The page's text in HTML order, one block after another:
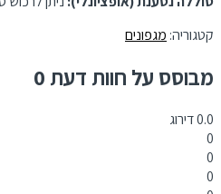
קטגוריה:מגפונים
מבוסס על חוות דעת 0
0.0דירוג